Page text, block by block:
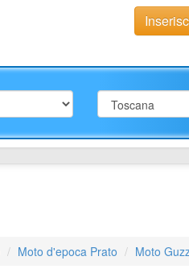
Moto d'epoca Prato Moto